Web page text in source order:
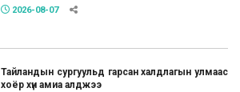
2026-08-07
Тайландын сургуульд гарсан халдлагын улмаас
хоёр хүн амиа алджээ